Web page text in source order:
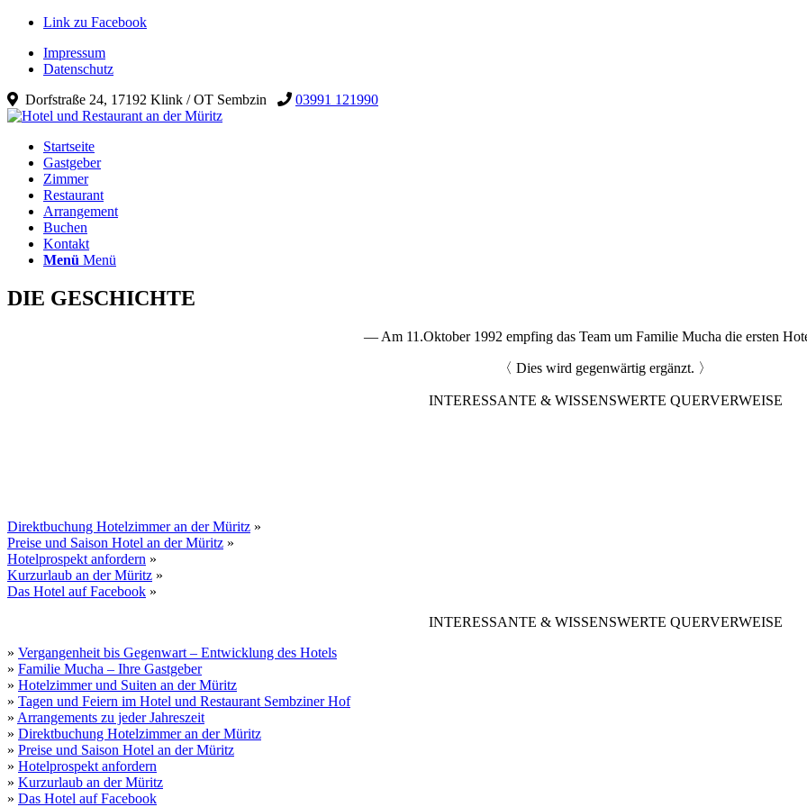
Link zu Facebook
Impressum
Datenschutz
Dorfstraße 24, 17192 Klink / OT Sembzin
03991 121990
Startseite
Gastgeber
Zimmer
Restaurant
Arrangement
Buchen
Kontakt
Menü Menü
DIE GESCHICHTE
— Am 11.Oktober 1992 empfing das Team um Familie Mucha die ersten
〈 Dies wird gegenwärtig ergänzt. 〉
INTERESSANTE & WISSENSWERTE QUERVERWEISE
Direktbuchung Hotelzimmer an der Müritz »
Preise und Saison Hotel an der Müritz »
Hotelprospekt anfordern »
Kurzurlaub an der Müritz »
Das Hotel auf Facebook »
INTERESSANTE & WISSENSWERTE QUERVERWEISE
» Vergangenheit bis Gegenwart – Entwicklung des Hotels
» Familie Mucha – Ihre Gastgeber
» Hotelzimmer und Suiten an der Müritz
» Tagen und Feiern im Hotel und Restaurant Sembziner Hof
» Arrangements zu jeder Jahreszeit
» Direktbuchung Hotelzimmer an der Müritz
» Preise und Saison Hotel an der Müritz
» Hotelprospekt anfordern
» Kurzurlaub an der Müritz
» Das Hotel auf Facebook